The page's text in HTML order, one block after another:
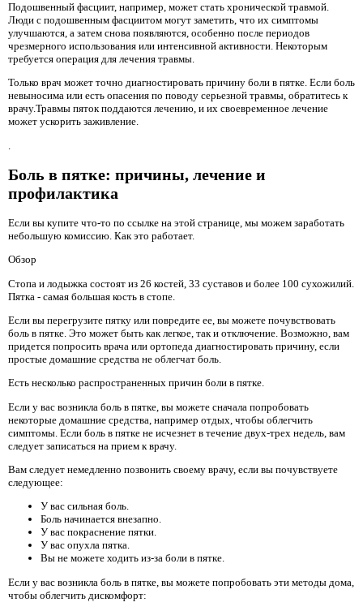
Подошвенный фасциит, например, может стать хронической травмой.
Люди с подошвенным фасциитом могут заметить, что их симптомы
улучшаются, а затем снова появляются, особенно после периодов
чрезмерного использования или интенсивной активности. Некоторым
требуется операция для лечения травмы.
Только врач может точно диагностировать причину боли в пятке. Если боль
невыносима или есть опасения по поводу серьезной травмы, обратитесь к
врачу.Травмы пяток поддаются лечению, и их своевременное лечение
может ускорить заживление.
Боль в пятке: причины, лечение и
профилактика
Если вы купите что-то по ссылке на этой странице, мы можем заработать
небольшую комиссию. Как это работает.
Обзор
Стопа и лодыжка состоят из 26 костей, 33 суставов и более 100 сухожилий.
Пятка - самая большая кость в стопе.
Если вы перегрузите пятку или повредите ее, вы можете почувствовать
боль в пятке. Это может быть как легкое, так и отключение. Возможно, вам
придется попросить врача или ортопеда диагностировать причину, если
простые домашние средства не облегчат боль.
Есть несколько распространенных причин боли в пятке.
Если у вас возникла боль в пятке, вы можете сначала попробовать
некоторые домашние средства, например отдых, чтобы облегчить
симптомы. Если боль в пятке не исчезнет в течение двух-трех недель, вам
следует записаться на прием к врачу.
Вам следует немедленно позвонить своему врачу, если вы почувствуете
следующее:
У вас сильная боль.
Боль начинается внезапно.
У вас покраснение пятки.
У вас опухла пятка.
Вы не можете ходить из-за боли в пятке.
Если у вас возникла боль в пятке, вы можете попробовать эти методы дома,
чтобы облегчить дискомфорт: